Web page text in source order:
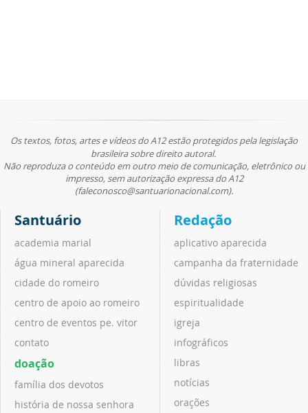
Os textos, fotos, artes e vídeos do A12 estão protegidos pela legislação
brasileira sobre direito autoral.
Não reproduza o conteúdo em outro meio de comunicação, eletrônico ou
impresso, sem autorização expressa do A12
(faleconosco@santuarionacional.com).
Santuário
academia marial
água mineral aparecida
cidade do romeiro
centro de apoio ao romeiro
centro de eventos pe. vitor
contato
doação
família dos devotos
história de nossa senhora
Redação
aplicativo aparecida
campanha da fraternidade
dúvidas religiosas
espiritualidade
igreja
infográficos
libras
notícias
orações